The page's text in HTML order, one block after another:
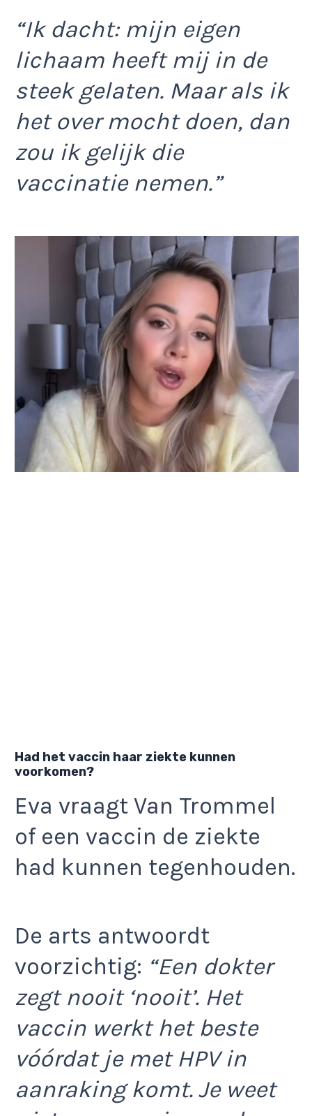
“Ik dacht: mijn eigen
lichaam heeft mij in de
steek gelaten. Maar als ik
het over mocht doen, dan
zou ik gelijk die
vaccinatie nemen.”
Had het vaccin haar ziekte kunnen
voorkomen?
Eva vraagt Van Trommel
of een vaccin de ziekte
had kunnen tegenhouden.
De arts antwoordt
voorzichtig: “Een dokter
zegt nooit ‘nooit’. Het
vaccin werkt het beste
vóórdat je met HPV in
aanraking komt. Je weet